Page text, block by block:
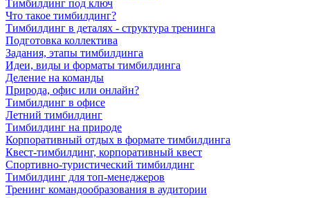
Тимбилдинг под ключ
Что такое тимбилдинг?
Тимбилдинг в деталях - структура тренинга
Подготовка коллектива
Задания, этапы тимбилдинга
Идеи, виды и форматы тимбилдинга
Деление на команды
Природа, офис или онлайн?
Тимбилдинг в офисе
Летний тимбилдинг
Тимбилдинг на природе
Корпоративный отдых в формате тимбилдинга
Квест-тимбилдинг, корпоративный квест
Спортивно-туристический тимбилдинг
Тимбилдинг для топ-менеджеров
Тренинг командообразования в аудитории